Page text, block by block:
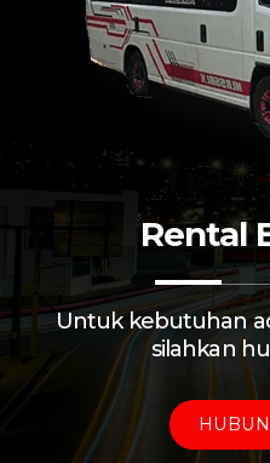
Rental
Untuk kebutuhan
silahkan